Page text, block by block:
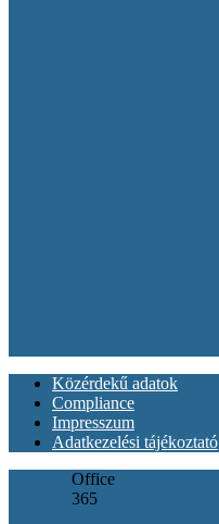
Közérdekű adatok
Compliance
Impresszum
Adatkezelési tájékoztató
Office
365